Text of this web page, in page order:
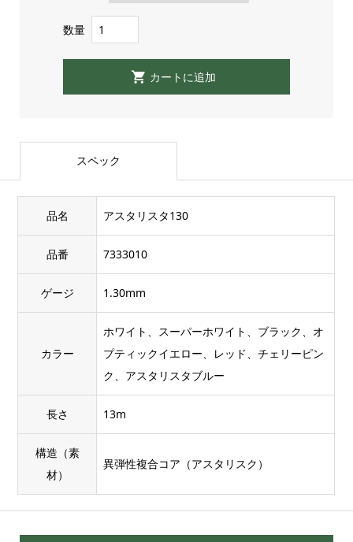
数量
スペック
品名 アスタリスタ130
品番 7333010
ゲージ 1.30mm
カラー
ホワイト、スーパーホワイト、ブラック、オ
プティックイエロー、レッド、チェリーピン
ク、アスタリスタブルー
長さ 13m
構造（素
材）
異弾性複合コア（アスタリスク）